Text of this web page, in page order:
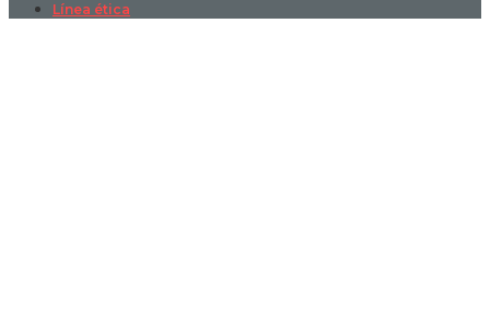
Línea ética